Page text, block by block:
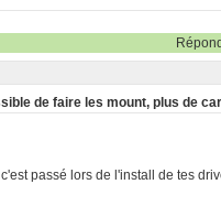
de faire les mount, plus de
passé lors de l'install de tes